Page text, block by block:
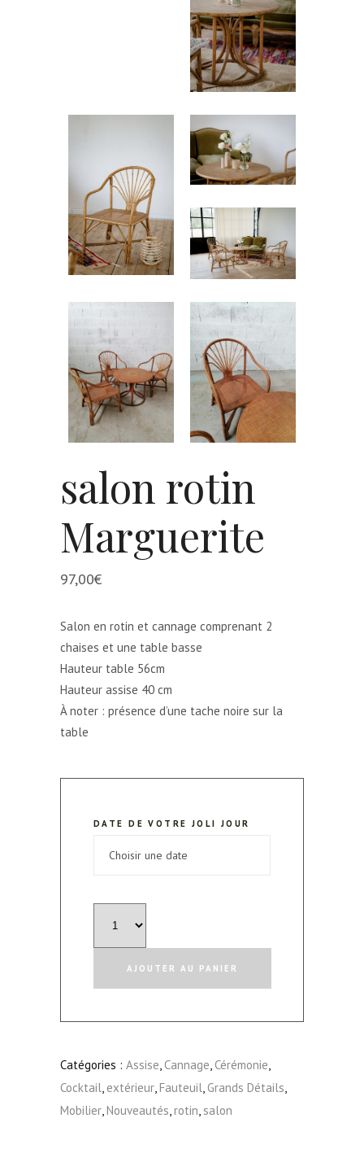
salon rotin
Marguerite
97,00€
Salon en rotin et cannage comprenant 2
chaises et une table basse
Hauteur table 56cm
Hauteur assise 40 cm
À noter : présence d’une tache noire sur la
table
DATE DE VOTRE JOLI JOUR
AJOUTER AU PANIER
Catégories : Assise,Cannage,Cérémonie,
Cocktail, extérieur,Fauteuil,Grands Détails,
Mobilier,Nouveautés,rotin,salon